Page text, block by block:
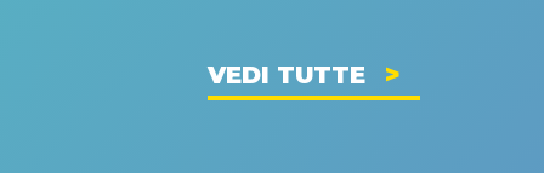
VEDI TUTTE